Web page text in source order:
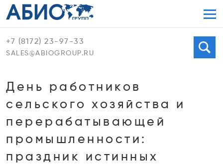
+7 (8172) 23-97-33
SALES@ABIOGROUP.RU
Поиск
День работников
сельского хозяйства и
перерабатывающей
промышленности:
праздник истинных